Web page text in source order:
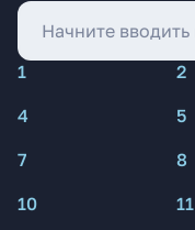
1 2
4
5
7
8
10
11